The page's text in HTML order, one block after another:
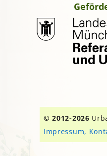
© 2012-2026
Impressum,